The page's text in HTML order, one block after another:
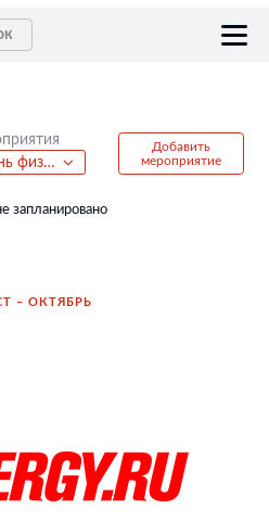
День физкультурника
Добавить
мероприятие
запланировано
– ОКТЯБРЬ